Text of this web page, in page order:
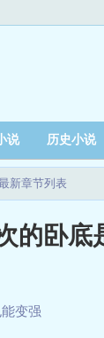
说 历史小说
新章节列表
的卧底
变强